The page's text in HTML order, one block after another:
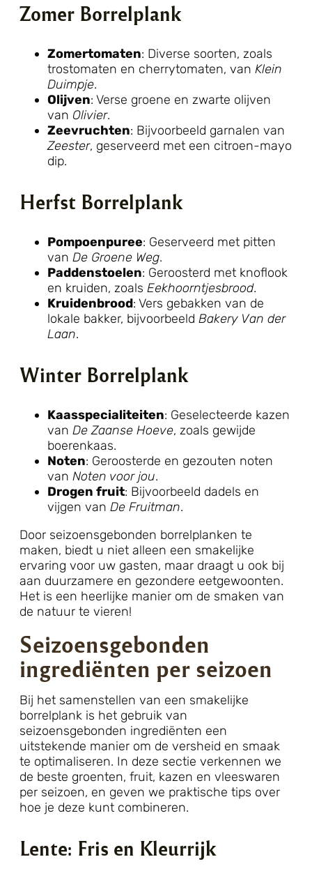
Zomer Borrelplank
Zomertomaten: Diverse soorten, zoals
trostomaten en cherrytomaten, van Klein
Duimpje.
Olijven: Verse groene en zwarte olijven
van Olivier.
Zeevruchten: Bijvoorbeeld garnalen van
Zeester, geserveerd met een citroen-mayo
dip.
Herfst Borrelplank
Pompoenpuree: Geserveerd met pitten
van De Groene Weg.
Paddenstoelen: Geroosterd met knoflook
en kruiden, zoals Eekhoorntjesbrood.
Kruidenbrood: Vers gebakken van de
lokale bakker, bijvoorbeeld Bakery Van der
Laan.
Winter Borrelplank
Kaasspecialiteiten: Geselecteerde kazen
van De Zaanse Hoeve, zoals gewijde
boerenkaas.
Noten: Geroosterde en gezouten noten
van Noten voor jou.
Drogen fruit: Bijvoorbeeld dadels en
vijgen van De Fruitman.
Door seizoensgebonden borrelplanken te
maken, biedt u niet alleen een smakelijke
ervaring voor uw gasten, maar draagt u ook bij
aan duurzamere en gezondere eetgewoonten.
Het is een heerlijke manier om de smaken van
de natuur te vieren!
Seizoensgebonden
ingrediënten per seizoen
Bij het samenstellen van een smakelijke
borrelplank is het gebruik van
seizoensgebonden ingrediënten een
uitstekende manier om de versheid en smaak
te optimaliseren. In deze sectie verkennen we
de beste groenten, fruit, kazen en vleeswaren
per seizoen, en geven we praktische tips over
hoe je deze kunt combineren.
Lente: Fris en Kleurrijk